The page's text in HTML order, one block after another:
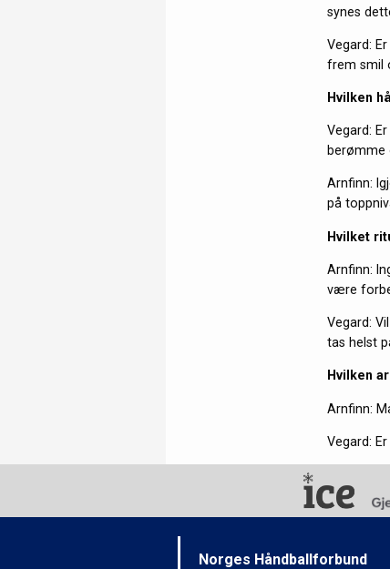
synes
Vegard:
frem smil
Hvilken
Vegard:
berømme
Arnfinn:
på
Hvilket
Arnfinn:
være
Vegard:
tas helst
Hvilken
Arnfinn:
Vegard:
Norges Håndballforbund